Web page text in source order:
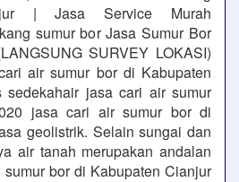
| Jasa Service Murah
sumur bor Jasa Sumur Bor
SURVEY LOKASI)
air sumur bor di Kabupaten
sedekahair jasa cari air sumur
jasa cari air sumur bor di
geolistrik. Selain sungai dan
air tanah merupakan andalan
bor di Kabupaten Cianjur